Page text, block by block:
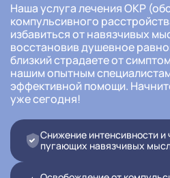
Наши услуги
Цены
Лицензии
Фотогалерея
Акции и скидки
Вопрос-ответ
Наша услуга лечения ОКР
компульсивного
избавиться от навязчивых
восстановив душевное
близкий страдаете от
нашим опытным
эффективной помощи.
уже сегодня!
Снижение интенсивности и
пугающих навязчивых